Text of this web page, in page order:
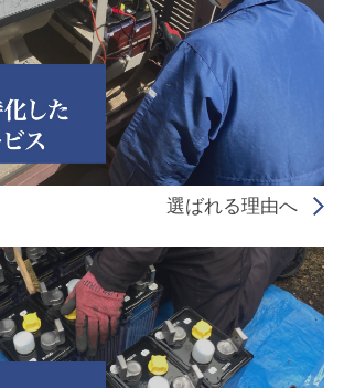
選ばれる理由へ